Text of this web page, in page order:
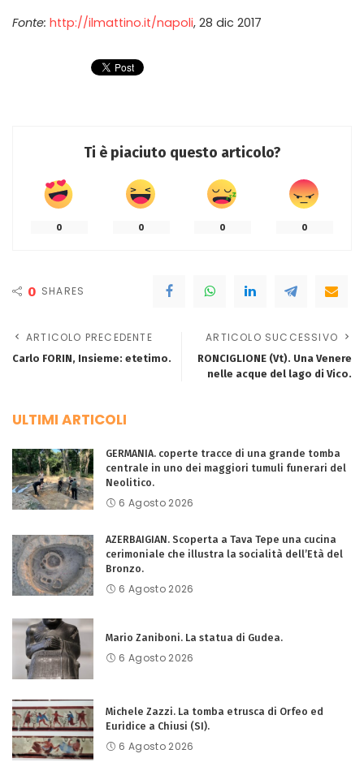
Fonte: http://ilmattino.it/napoli, 28 dic 2017
Ti è piaciuto questo articolo?
0 0 0 0
0 SHARES
ARTICOLO PRECEDENTE
Carlo FORIN, Insieme: etetimo.
ARTICOLO SUCCESSIVO
RONCIGLIONE (Vt). Una Venere
nelle acque del lago di Vico.
ULTIMI ARTICOLI
GERMANIA. coperte tracce di una grande tomba
centrale in uno dei maggiori tumuli funerari del
Neolitico.
6 Agosto 2026
AZERBAIGIAN. Scoperta a Tava Tepe una cucina
cerimoniale che illustra la socialità dell’Età del
Bronzo.
6 Agosto 2026
Mario Zaniboni. La statua di Gudea.
6 Agosto 2026
Michele Zazzi. La tomba etrusca di Orfeo ed
Euridice a Chiusi (SI).
6 Agosto 2026